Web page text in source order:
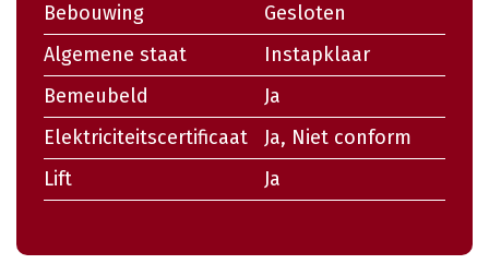
Bebouwing
Gesloten
Algemene staat
Instapklaar
Bemeubeld
Ja
Elektriciteitscertificaat
Ja, Niet conform
Lift
Ja